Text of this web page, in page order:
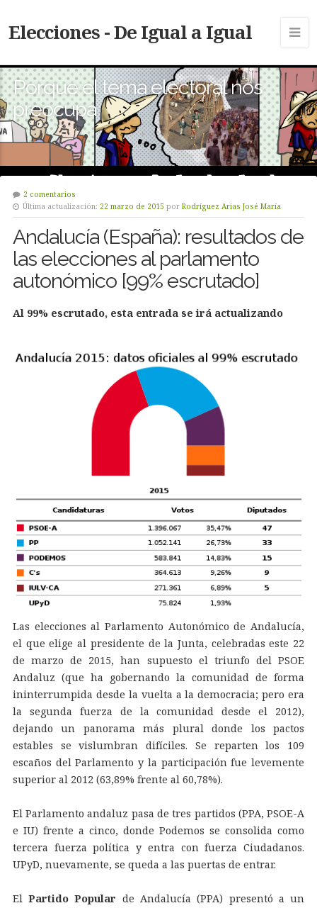
Elecciones - De Igual a Igual
Porque el tema electoral nos
preocupa
2 comentarios
Última actualización: 22 marzo de 2015 por Rodríguez Arias José María
Andalucía (España): resultados de
las elecciones al parlamento
autonómico [99% escrutado]
Al 99% escrutado, esta entrada se irá actualizando
Las elecciones al Parlamento Autonómico de Andalucía,
el que elige al presidente de la Junta, celebradas este 22
de marzo de 2015, han supuesto el triunfo del PSOE
Andaluz (que ha gobernando la comunidad de forma
ininterrumpida desde la vuelta a la democracia; pero era
la segunda fuerza de la comunidad desde el 2012),
dejando un panorama más plural donde los pactos
estables se vislumbran difíciles. Se reparten los 109
escaños del Parlamento y la participación fue levemente
superior al 2012 (63,89% frente al 60,78%).
El Parlamento andaluz pasa de tres partidos (PPA, PSOE-A
e IU) frente a cinco, donde Podemos se consolida como
tercera fuerza política y entra con fuerza Ciudadanos.
UPyD, nuevamente, se queda a las puertas de entrar.
ElPartido Popular de Andalucía (PPA) presentó a un